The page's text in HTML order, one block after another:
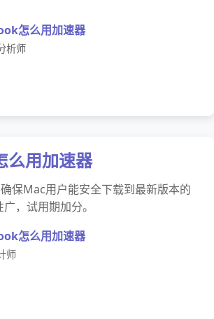
怎么用加速器
析师
用加速器
保Mac用户能安全下载到最新版本的
，试用期加分。
怎么用加速器
师